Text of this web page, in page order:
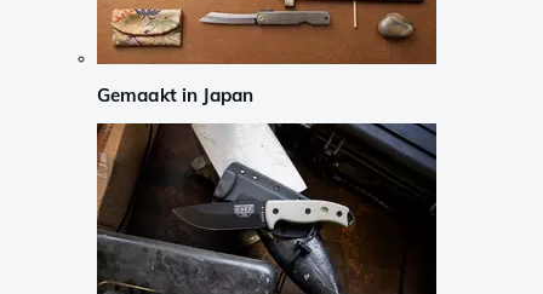
Gemaakt in Japan